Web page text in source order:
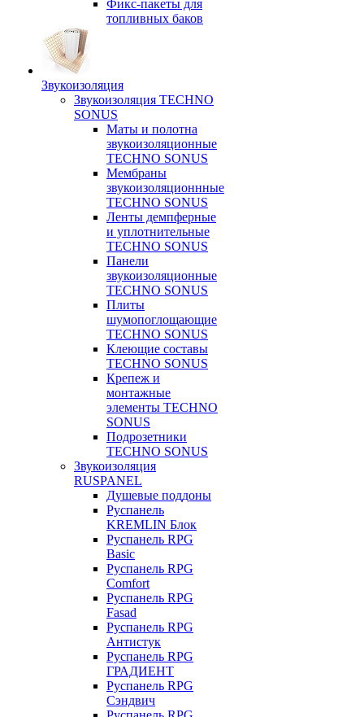
Фикс-пакеты для
топливных баков
Звукоизоляция
Звукоизоляция TECHNO
SONUS
Маты и полотна
звукоизоляционные
TECHNO SONUS
Мембраны
звукоизоляционнные
TECHNO SONUS
Ленты демпферные
и уплотнительные
TECHNO SONUS
Панели
звукоизоляционные
TECHNO SONUS
Плиты
шумопоглощающие
TECHNO SONUS
Клеющие составы
TECHNO SONUS
Крепеж и
монтажные
элементы TECHNO
SONUS
Подрозетники
TECHNO SONUS
Звукоизоляция
RUSPANEL
Душевые поддоны
Руспанель
KREMLIN Блок
Руспанель RPG
Basic
Руспанель RPG
Comfort
Руспанель RPG
Fasad
Руспанель RPG
Антистук
Руспанель RPG
ГРАДИЕНТ
Руспанель RPG
Сэндвич